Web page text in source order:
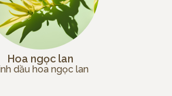
Hoa ngọc lan
dầu hoa ngọc lan